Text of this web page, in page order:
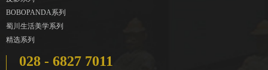
BOBOPANDA系列
蜀川生活美学系列
精选系列
028 - 6827 7011